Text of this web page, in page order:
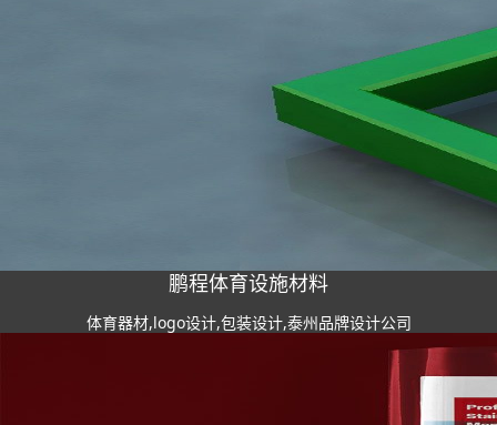
鹏程体育设施材料
体育器材,logo设计,包装设计,泰州品牌设计公司